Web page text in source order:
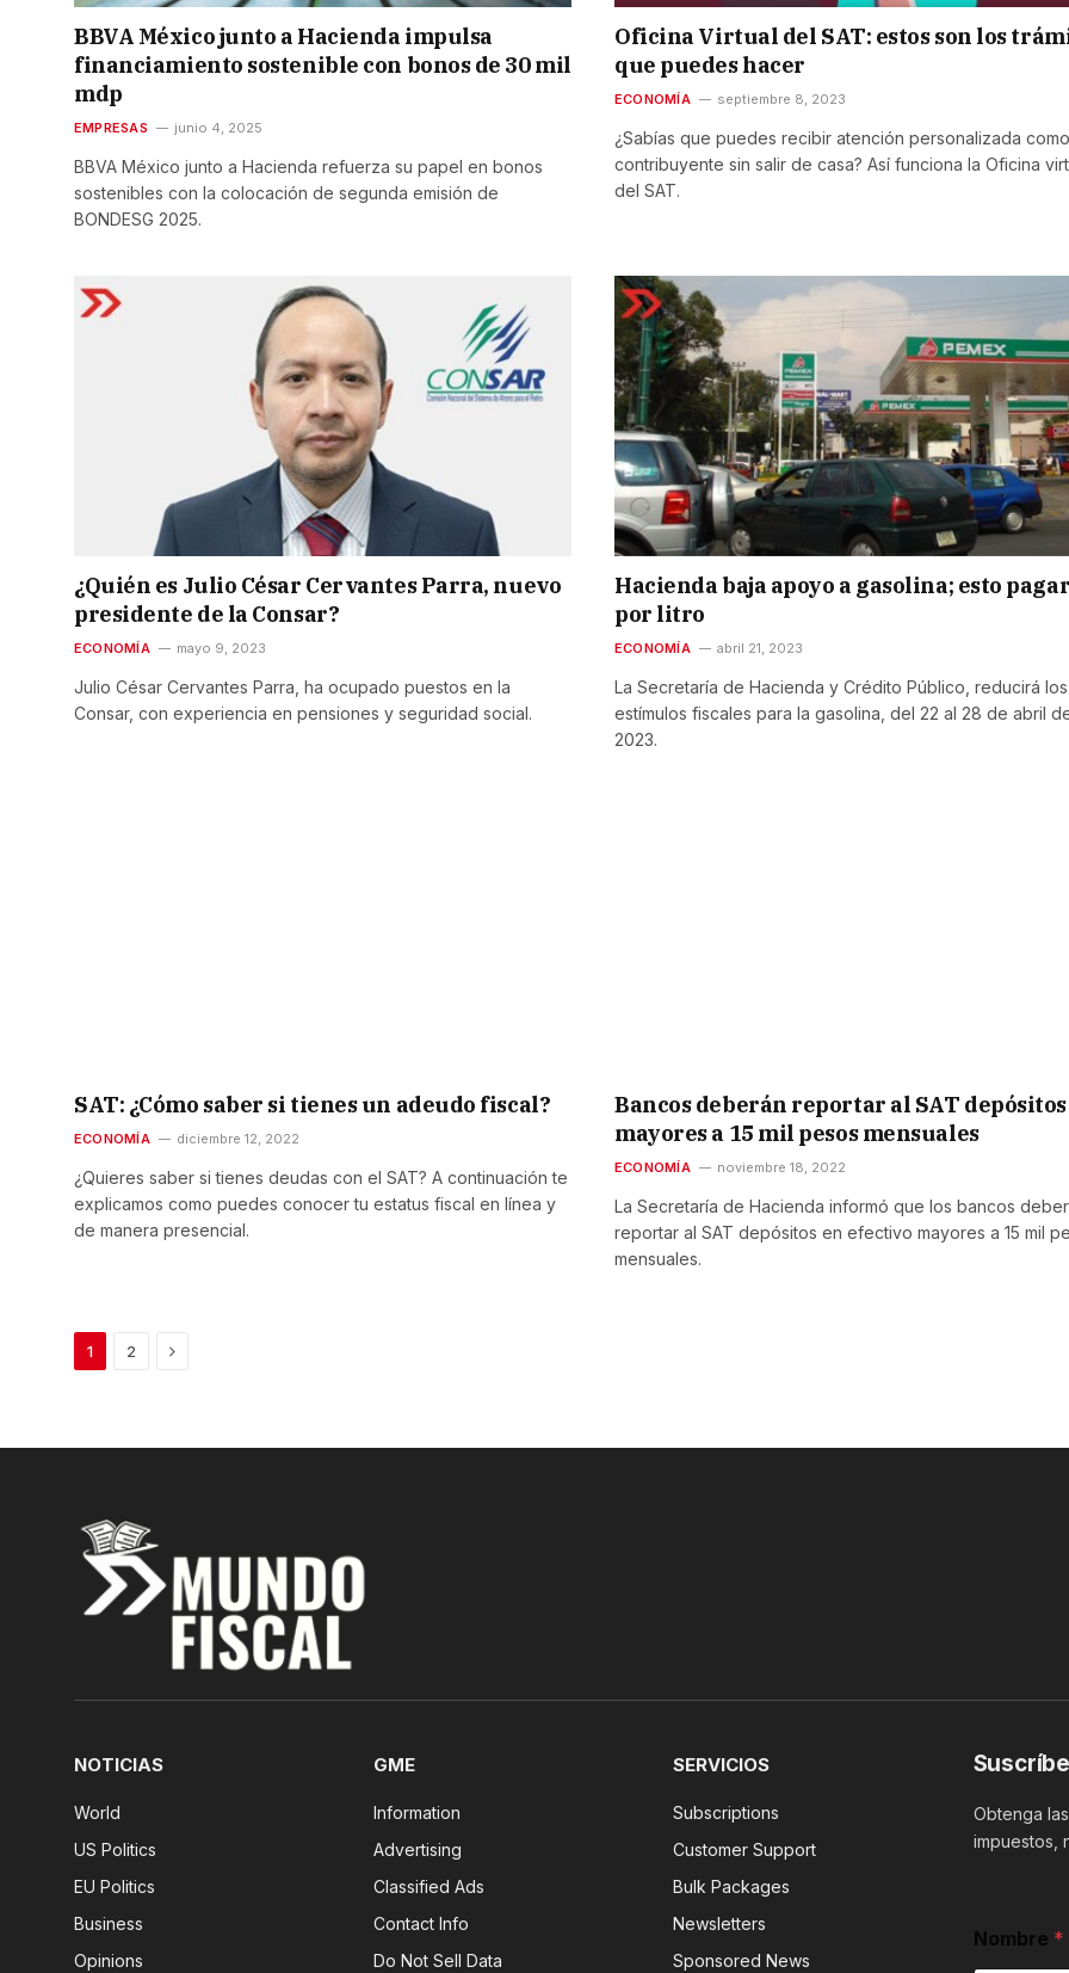
BBVA México junto a Hacienda impulsa
financiamiento sostenible con bonos de 30 mil
mdp
EMPRESAS junio 4, 2025
BBVA México junto a Hacienda refuerza su papel en bonos
sostenibles con la colocación de segunda emisión de
BONDESG 2025.
Oficina Virtual del SAT: estos son los
que puedes hacer
ECONOMÍA septiembre 8, 2023
¿Sabías que puedes recibir atención personalizada como
contribuyente sin salir de casa? Así funciona la Oficina
del SAT.
¿Quién es Julio César Cervantes Parra, nuevo
presidente de la Consar?
ECONOMÍA mayo 9, 2023
Julio César Cervantes Parra, ha ocupado puestos en la
Consar, con experiencia en pensiones y seguridad social.
Hacienda baja apoyo a gasolina; esto
por litro
ECONOMÍA abril 21, 2023
La Secretaría de Hacienda y Crédito Público, reducirá los
estímulos fiscales para la gasolina, del 22 al 28 de abril
2023.
SAT: ¿Cómo saber si tienes un adeudo fiscal?
ECONOMÍA diciembre 12, 2022
¿Quieres saber si tienes deudas con el SAT? A continuación te
explicamos como puedes conocer tu estatus fiscal en línea y
de manera presencial.
Bancos deberán reportar al SAT depósitos
mayores a 15 mil pesos mensuales
ECONOMÍA noviembre 18, 2022
La Secretaría de Hacienda informó que los bancos
reportar al SAT depósitos en efectivo mayores a 15 mil
mensuales.
1 2 Next
NOTICIAS
World
US Politics
EU Politics
Business
Opinions
GME
Information
Advertising
Classified Ads
Contact Info
Do Not Sell Data
SERVICIOS
Subscriptions
Customer Support
Bulk Packages
Newsletters
Sponsored News
Obtenga
impuestos,
Nombre *